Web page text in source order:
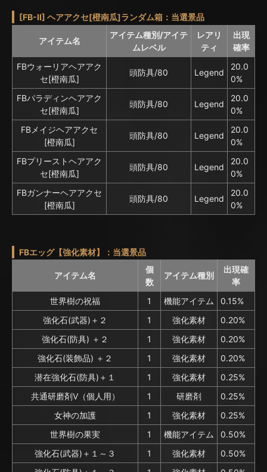
[FB-II] ヘアアクセ[橙南瓜]ランダム箱：当選景品
アイテム名
アイテム種別/アイテ
ムレベル
レアリ
ティ
出現
確率
FBウォーリアヘアアク
セ[橙南瓜]
頭防具/80 Legend
20.0
0%
FBパラディンヘアアク
セ[橙南瓜]
頭防具/80 Legend
20.0
0%
FBメイジヘアアクセ
[橙南瓜]
頭防具/80 Legend
20.0
0%
FBプリーストヘアアク
セ[橙南瓜]
頭防具/80 Legend
20.0
0%
FBガンナーヘアアクセ
[橙南瓜]
頭防具/80 Legend
20.0
0%
FBエッグ【強化素材】：当選景品
アイテム名
個
数
アイテム種別
出現確
率
世界樹の祝福
1 機能アイテム
0.15%
強化石(武器)＋２
1 強化素材
0.20%
強化石(防具) ＋２
1 強化素材
0.20%
強化石(装飾品) ＋２
1 強化素材
0.20%
潜在強化石(防具)＋１
1 強化素材
0.25%
共通研磨剤V（個人用）
1 研磨剤
0.25%
女神の加護
1 強化素材
0.25%
世界樹の果実
1 機能アイテム
0.50%
強化石(武器)＋１～３
1 強化素材
0.50%